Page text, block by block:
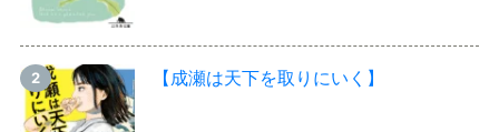
【成瀬は天下を取りにいく】